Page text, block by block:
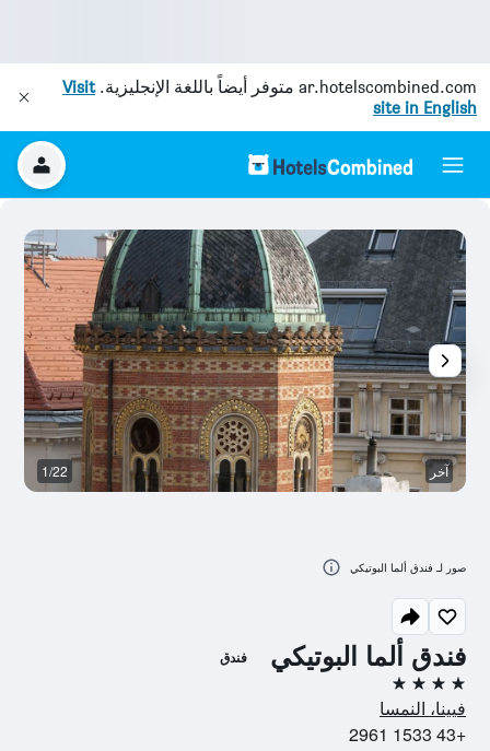
ar.hotelscombined.com متوفر أيضاً باللغة الإنجليزية.Visit
site in English
فندق ألما البوتيكي فندق
4 نجوم
فيينا، النمسا
+43 1533 2961
آخر 1/22
صور لـ فندق ألما البوتيكي